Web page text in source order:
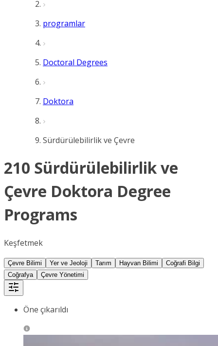
programlar
Doctoral Degrees
Doktora
Sürdürülebilirlik ve Çevre
210 Sürdürülebilirlik ve
Çevre Doktora Degree
Programs
Keşfetmek
Çevre Bilimi Yer ve Jeoloji Tarım Hayvan Bilimi
Coğrafi Bilgi
Coğrafya
Çevre Yönetimi
Öne çıkarıldı